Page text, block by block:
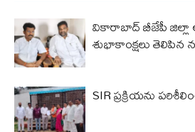
వికారాబాద్ బీజేపీ జిల్లా
శుభాకాంక్షలు
SIR ప్రక్రియను